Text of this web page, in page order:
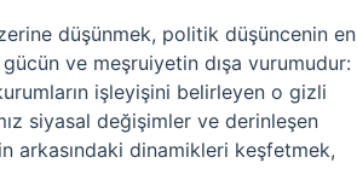
düşünmek, politik düşüncenin en
ve meşruiyetin dışa vurumudur:
işleyişini belirleyen o gizli
siyasal değişimler ve derinleşen
arkasındaki dinamikleri keşfetmek,